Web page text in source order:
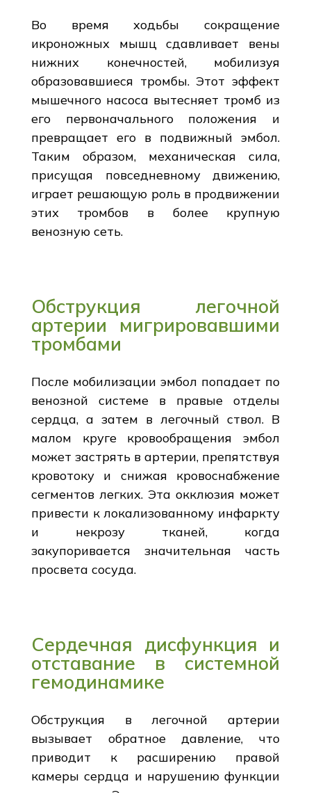
Во время ходьбы сокращение
икроножных мышц сдавливает вены
нижних конечностей, мобилизуя
образовавшиеся тромбы. Этот эффект
мышечного насоса вытесняет тромб из
его первоначального положения и
превращает его в подвижный эмбол.
Таким образом, механическая сила,
присущая повседневному движению,
играет решающую роль в продвижении
этих тромбов в более крупную
венозную сеть.
Обструкция легочной
артерии мигрировавшими
тромбами
После мобилизации эмбол попадает по
венозной системе в правые отделы
сердца, а затем в легочный ствол. В
малом круге кровообращения эмбол
может застрять в артерии, препятствуя
кровотоку и снижая кровоснабжение
сегментов легких. Эта окклюзия может
привести к локализованному инфаркту
и некрозу тканей, когда
закупоривается значительная часть
просвета сосуда.
Сердечная дисфункция и
отставание в системной
гемодинамике
Обструкция в легочной артерии
вызывает обратное давление, что
приводит к расширению правой
камеры сердца и нарушению функции